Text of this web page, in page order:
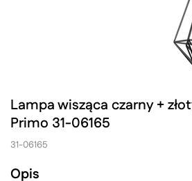
Lampa wisząca czarny +
Primo 31-06165
31-06165
Opis